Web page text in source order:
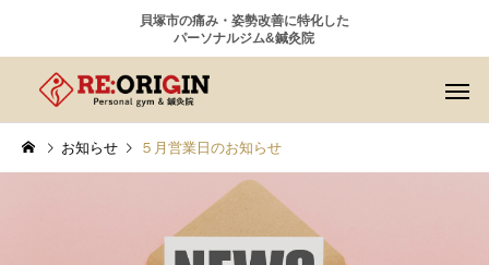
貝塚市の痛み・姿勢改善に特化した
パーソナルジム&鍼灸院
お知らせ ５月営業日のお知らせ